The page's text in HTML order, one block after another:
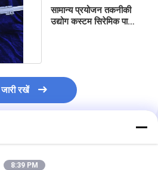
सामान्य प्रयोजन तकनीकी
उद्योग कस्टम सिरेमिक पार्ट्स
जारी रखें
8:39 PM